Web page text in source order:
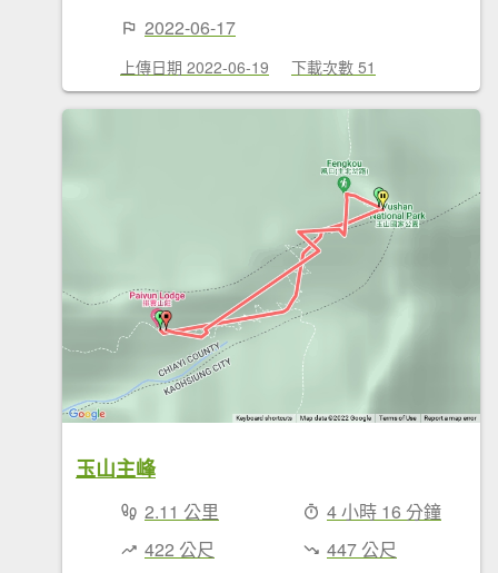
2022-06-17
上傳日期 2022-06-19 下載次數 51
玉山主峰
2.11 公里
4 小時 16 分鐘
422 公尺
447 公尺